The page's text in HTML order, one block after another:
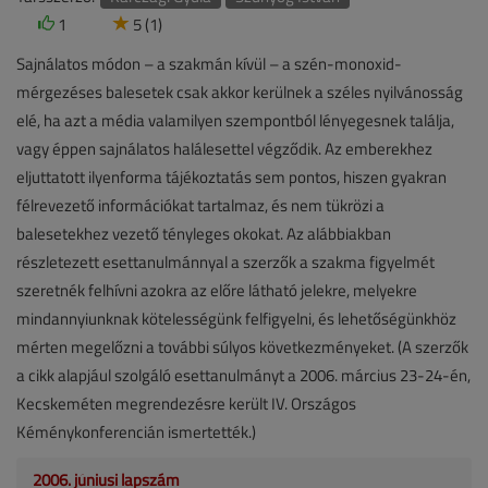
1
5 (1)
Sajnálatos módon – a szakmán kívül – a szén-monoxid-
mérgezéses balesetek csak akkor kerülnek a széles nyilvánosság
elé, ha azt a média valamilyen szempontból lényegesnek találja,
vagy éppen sajnálatos halálesettel végződik. Az emberekhez
eljuttatott ilyenforma tájékoztatás sem pontos, hiszen gyakran
félrevezető információkat tartalmaz, és nem tükrözi a
balesetekhez vezető tényleges okokat. Az alábbiakban
részletezett esettanulmánnyal a szerzők a szakma figyelmét
szeretnék felhívni azokra az előre látható jelekre, melyekre
mindannyiunknak kötelességünk felfigyelni, és lehetőségünkhöz
mérten megelőzni a további súlyos következményeket. (A szerzők
a cikk alapjául szolgáló esettanulmányt a 2006. március 23-24-én,
Kecskeméten megrendezésre került IV. Országos
Kéménykonferencián ismertették.)
2006. júniusi lapszám